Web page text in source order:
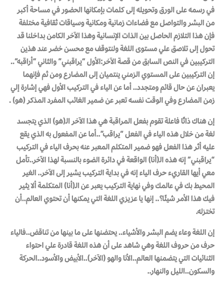
في رسمه على الورق وتحويله إلى كلمات بإمكانها الحضور في مساحة أكبر
من البشر والتواصل مع فضاءات زمانية ومكانية وسياقات ثقافية مختلفة
فإن هذا التلازم الحاصل بين الذات الإنسانية وهذا الآخر الكامن بداخلنا قد
تحول إلى تلاصق علي مستوى اللغة ولنتوقف مع محسن خضر عند هذين
التركيبين في النص السابق من قصة الآخر:الأول “يراقبني” والثاني “أراقبه”..
إن التركيبين على المستوي الزمني ينتميان إلى المضارع ومن ثم فإنهما
يعبران عن حال قائم ومتجدد.. أما عن الياء في التركيب الأول فهي إشارة إلي
زمن المضارع وفي الوقت نفسه تعبر عن ضمير الغائب المفرد المذكر (هو) .
إن هناك ذاتًا فاعلة تقوم بفعل المراقبة هي هذا الآخر الـ(هو) الذي يتجسد
لغة من خلال هذه الياء في الفعل “يراقب”..أما عن المفعول به الذي يقع
عليه أثر هذا الفعل فهو ضمير المتكلم المعبر عنه بحرف الياء في التركيب
“يراقبني” إنه هذه الـ(أنا) الواقعة في دائرة الضوء بالنسبة لهذا الآخر..تأمل
معي أيها القاريء حرف الياء إنه في بداية التركيب يشير إلى الآخر.. الغير
المحيط بك في عالمك وفي نهاية التركيب يعبر عن الـ(أنا) المتكلمة ألا يثير
فيك هذا الأمر شيئًا؟.. إنها يا عزيزي اللغة التي يمكنها أن تحتوي العالم..أن
تختزله.
إن اللغة وعاء يضم البشر والأشياء.. يحتضنها على ما بينها من تناقض..فالياء
حرف من حروف اللغة وهي شاهد على أن هذه اللغة قادرة علي احتواء
الثنائيات التي يتضمنها العالم..الأنا والهو (الآخر)..الأبيض والأسود..الحركة
والسكون..الليل والنهار..